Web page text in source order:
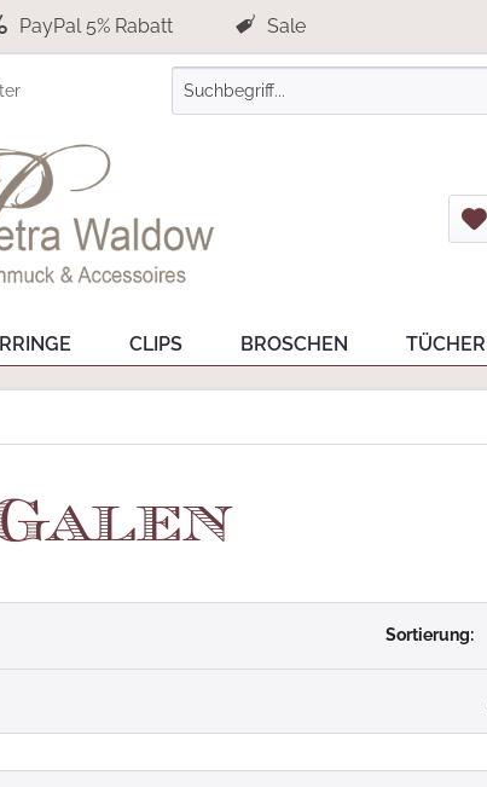
PayPal 5% Rabatt Sale
CLIPS BROSCHEN TÜCHER
Sortierung: